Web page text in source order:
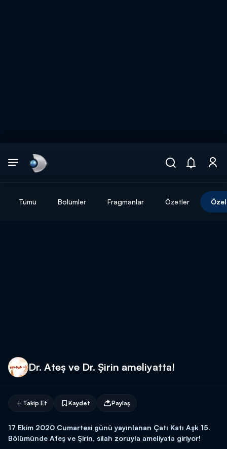
Tümü Bölümler Fragmanlar Özetler
Dr. Ateş ve Dr. Şirin ameliyatta!
Takip Et Kaydet Paylaş
17 Ekim 2020 Cumartesi günü yayınlanan Çatı Katı Aşk 15.
Bölümünde Ateş ve Şirin, silah zoruyla ameliyata giriyor!